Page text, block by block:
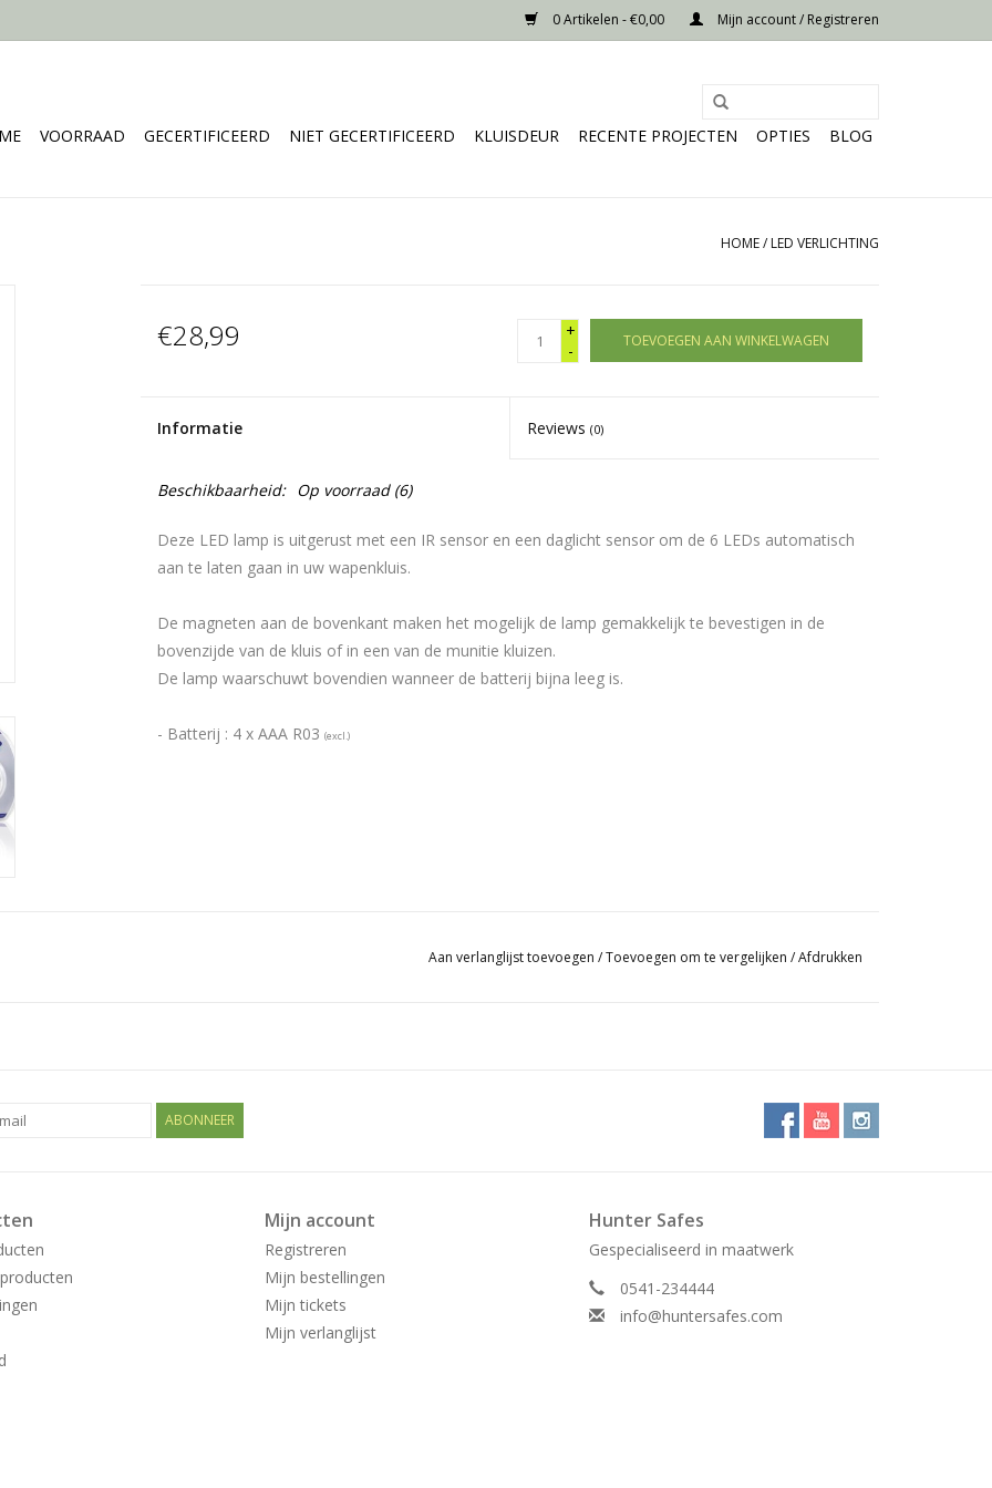
0 Artikelen - €0,00 Mijn account / Registreren
VOORRAAD GECERTIFICEERD NIET GECERTIFICEERD KLUISDEUR RECENTE PROJECTEN OPTIES BLOG
HOME/ LED VERLICHTING
€28,99
+
-
TOEVOEGEN AAN WINKELWAGEN
Informatie Reviews(0)
Beschikbaarheid: Op voorraad(6)
Deze LED lamp is uitgerust met een IR sensor en een daglicht sensor om de 6 LEDs automatisch
aan te laten gaan in uw wapenkluis.
De magneten aan de bovenkant maken het mogelijk de lamp gemakkelijk te bevestigen in de
bovenzijde van de kluis of in een van de munitie kluizen.
De lamp waarschuwt bovendien wanneer de batterij bijna leeg is.
- Batterij : 4 x AAA R03 (excl.)
Aan verlanglijst toevoegen /Toevoegen om te vergelijken /Afdrukken
ABONNEER
Mijn account
Registreren
Mijn bestellingen
Mijn tickets
Mijn verlanglijst
Hunter Safes
Gespecialiseerd in maatwerk
0541-234444
info@huntersafes.com